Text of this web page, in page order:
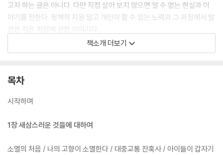
고자 하는 글은 아니다. 다만 직접 살아 보지 않으면 알 수 없는 현실과 이
야기를 전한다. 정책적 지원 말고 개인이 할 수 있는 노력과 그 과정에서 발
견한 작은 희망에 관한 이야기다.
사실 지방 소멸은 하루아침에 해결될 수 있는 문제가 아니고, 어쩌면 미래
년들의 흔적이, 작가와 같은 고민을 가진 또 다른 청년들에게 용기가 되기
떤 ‘가능성’을 만들어 내는 기적이 된다면 더할 나위 없이 좋겠다는 마음을
책소개 더보기
목차
시작하며
1장 새삼스러운 것들에 대하여
소멸의 처음 / 나의 고향이 소멸한다 / 대중교통 잔혹사 / 아이들이 갑자기